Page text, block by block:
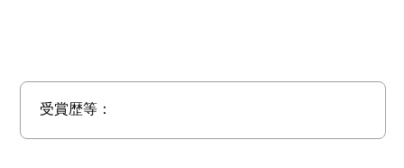
受賞歴等：